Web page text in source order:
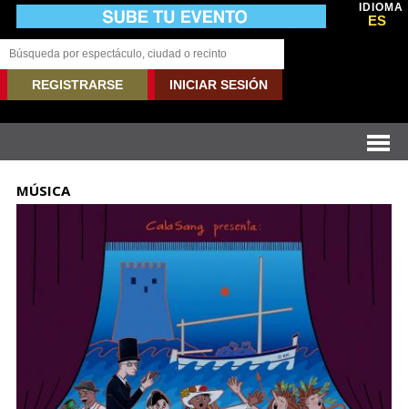
IDIOMA
ES
REGISTRARSE INICIAR SESIÓN
MÚSICA